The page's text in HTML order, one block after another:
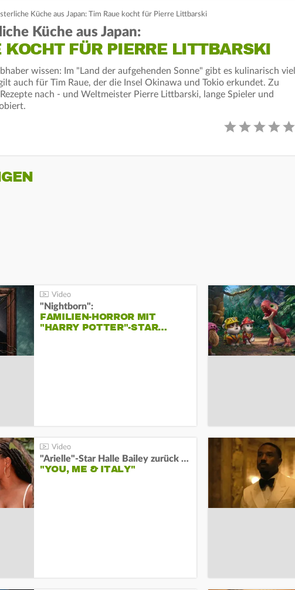
Küche aus Japan: Tim Raue kocht für Pierre Littbarski
Küche aus Japan:
FÜR PIERRE LITTBARSKI
wissen: Im "Land der aufgehenden Sonne" gibt es kulinarisch viel
auch für Tim Raue, der die Insel Okinawa und Tokio erkundet. Zu
nach - und Weltmeister Pierre Littbarski, lange Spieler und
"Nightborn":
FAMILIEN-HORROR MIT
"HARRY POTTER"-STAR…
"Arielle"-Star Halle Bailey zurück auf der Leinwand:
"YOU, ME & ITALY"